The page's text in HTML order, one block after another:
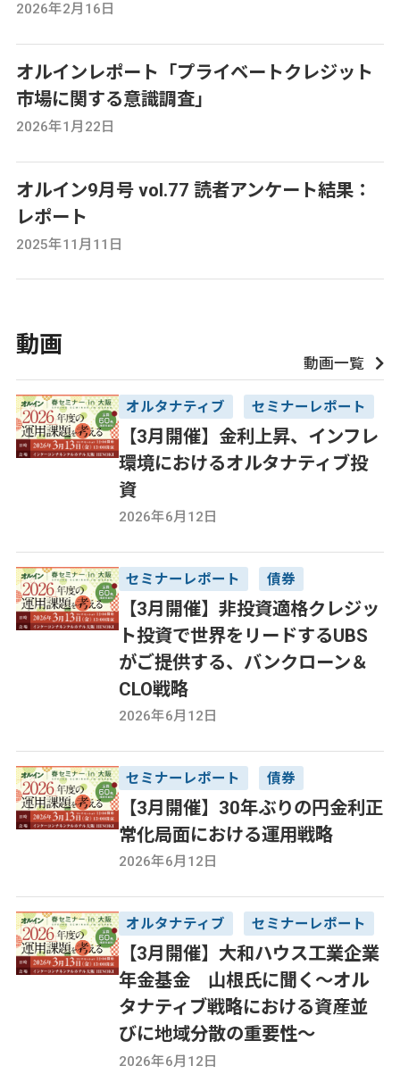
2026年2月16日
オルインレポート「プライベートクレジット
市場に関する意識調査」
2026年1月22日
オルイン9月号 vol.77 読者アンケート結果：
レポート
2025年11月11日
動画
動画一覧
オルタナティブ セミナーレポート
【3月開催】金利上昇、インフレ
環境におけるオルタナティブ投
資
2026年6月12日
セミナーレポート 債券
【3月開催】非投資適格クレジッ
ト投資で世界をリードするUBS
がご提供する、バンクローン＆
CLO戦略
2026年6月12日
セミナーレポート 債券
【3月開催】30年ぶりの円金利正
常化局面における運用戦略
2026年6月12日
オルタナティブ セミナーレポート
【3月開催】大和ハウス工業企業
年金基金 山根氏に聞く～オル
タナティブ戦略における資産並
びに地域分散の重要性～
2026年6月12日